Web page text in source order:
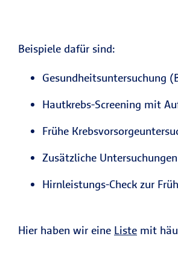
Beispiele dafür sind:
Gesundheitsuntersuchung
Hautkrebs-Screening mit
Frühe
Zusätzliche
Hirnleistungs-Check zur
Hier haben wir eine Liste mit